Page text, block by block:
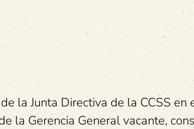
la Junta Directiva de la CCSS en
la Gerencia General vacante,